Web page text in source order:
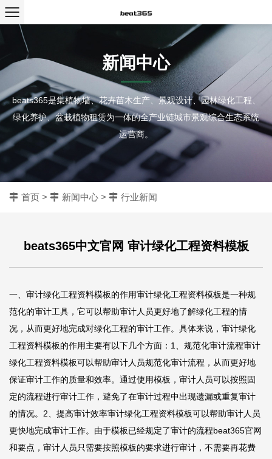
新闻中心
beats365是集植物墙、花卉苗木生产、景观设计、园林绿化工程、
绿化养护、盆栽植物租赁为一体的全产业链城市景观综合生态系统
运营商。
首页 > 新闻中心 > 行业新闻
beats365中文官网 审计绿化工程资料模板
一、审计绿化工程资料模板的作用审计绿化工程资料模板是一种规
范化的审计工具，它可以帮助审计人员更好地了解绿化工程的情
况，从而更好地完成对绿化工程的审计工作。具体来说，审计绿化
工程资料模板的作用主要有以下几个方面：1、规范化审计流程审计
绿化工程资料模板可以帮助审计人员规范化审计流程，从而更好地
保证审计工作的质量和效率。通过使用模板，审计人员可以按照固
定的流程进行审计工作，避免了在审计过程中出现遗漏或重复审计
的情况。2、提高审计效率审计绿化工程资料模板可以帮助审计人员
更快地完成审计工作。由于模板已经规定了审计的流程beat365官网
和要点，审计人员只需要按照模板的要求进行审计，不需要再花费